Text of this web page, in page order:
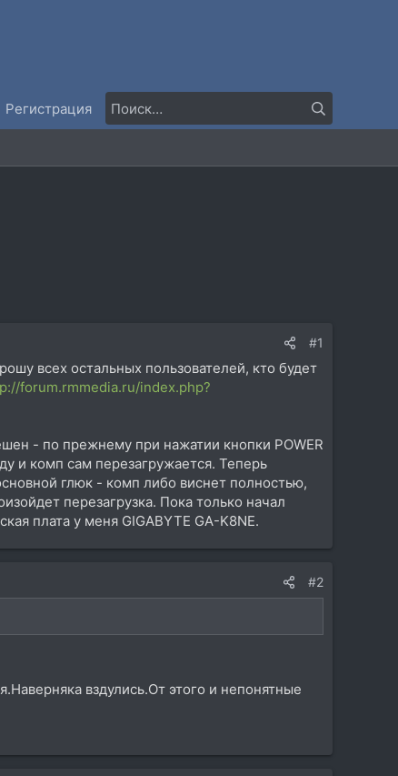
Регистрация
#1
всех остальных пользователей, кто будет
forum.rmmedia.ru/index.php?
- по прежнему при нажатии кнопки POWER
и комп сам перезагружается. Теперь
глюк - комп либо виснет полностью,
перезагрузка. Пока только начал
плата у меня GIGABYTE GA-K8NE.
#2
вздулись.От этого и непонятные